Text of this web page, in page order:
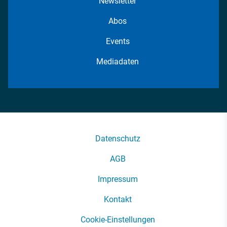
Abos
Events
Mediadaten
Datenschutz
AGB
Impressum
Kontakt
Cookie-Einstellungen